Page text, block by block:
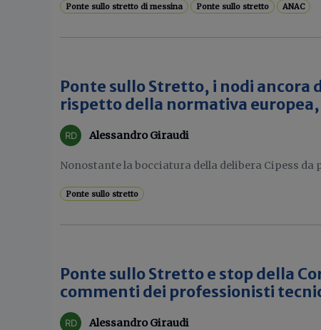
Ponte sullo stretto di messina Ponte sullo stretto ANAC
Ponte sullo Stretto, i nodi ancora
rispetto della normativa
Alessandro Giraudi
Nonostante la bocciatura della delibera Cipess da
Ponte sullo stretto
Ponte sullo Stretto e stop della
commenti dei professionisti
Alessandro Giraudi